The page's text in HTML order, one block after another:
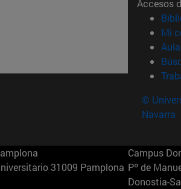
Accesos
Mi
©
Navarra
31009 Pamplona
Campus
Pº de
Donostia-